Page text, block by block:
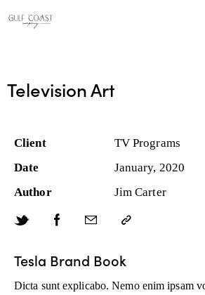
Television Art
Client
TV Programs
Date
January, 2020
Author
Jim Carter
Tesla Brand Book
Dicta sunt explicabo. Nemo enim ipsam